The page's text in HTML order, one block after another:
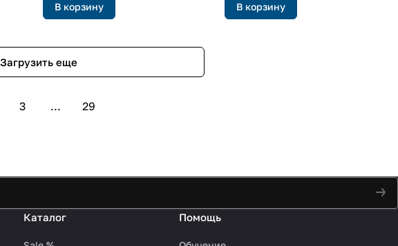
В корзину В корзину
Загрузить еще
3 ... 29
Каталог Помощь